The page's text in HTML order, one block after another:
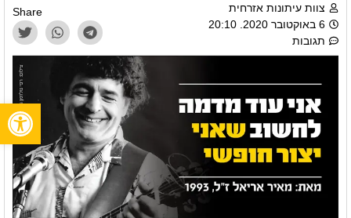
צוות עיתונות אזרחית
6 באוקטובר 2020. 20:10
תגובות
Share